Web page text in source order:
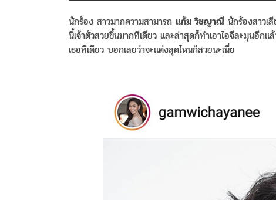
นักร้อง สาวมากความสามารถ แก้ม วิชญาณี นักร้องสาวเ
นี้เจ้าตัวสวยขึ้นมากทีเดียว และล่าสุดก็ทำเอาไอจีละมุนอีก
เธอทีเดียว บอกเลยว่าจะแต่งลุคไหนก็สวยนะเนี่ย